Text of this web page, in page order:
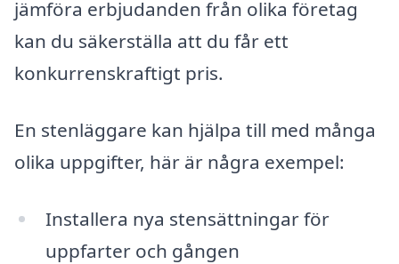
jämföra erbjudanden från olika företag
kan du säkerställa att du får ett
konkurrenskraftigt pris.
En stenläggare kan hjälpa till med många
olika uppgifter, här är några exempel:
Installera nya stensättningar för
uppfarter och gången